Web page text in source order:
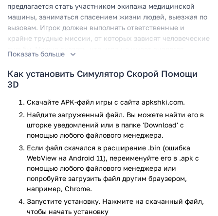
предлагается стать участником экипажа медицинской
машины, заниматься спасением жизни людей, выезжая по
вызовам. Игрок должен выполнять ответственные и
крайне трудные миссии, от которых зависят человеческие
количества пользователей.
Итак, игрок является водителем Скорой Помощи, от него
одного зависит длительность каждой поездки и умение
любыми способами спасти пациента, использовать
подручные средства, которых имеется немало. Вызовов
очень много, надо все успеть, опасности поджидают
человека на каждом шагу, значит, надо быть предельно
внимательным и осторожным! Присутствуют обычные
вызовы к заболевшим, также, устранение чрезвычайных
ситуаций, срочные перевязки личностей, которые
пострадали в преступных разборках и опасных
перестрелках.
Показать больше
Как установить Симулятор Скорой Помощи
3D
Скачайте APK-файл игры с сайта apkshki.com.
Найдите загруженный файл. Вы можете найти его в
шторке уведомлений или в папке 'Download' с
помощью любого файлового менеджера.
Если файл скачался в расширение .bin (ошибка
WebView на Android 11), переименуйте его в .apk с
помощью любого файлового менеджера или
попробуйте загрузить файл другим браузером,
например, Chrome.
Запустите установку. Нажмите на скачанный файл,
чтобы начать установку